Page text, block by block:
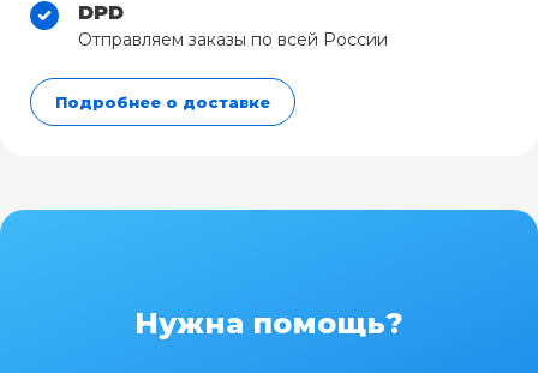
DPD
Отправляем заказы по всей России
Подробнее о доставке
Нужна помощь?